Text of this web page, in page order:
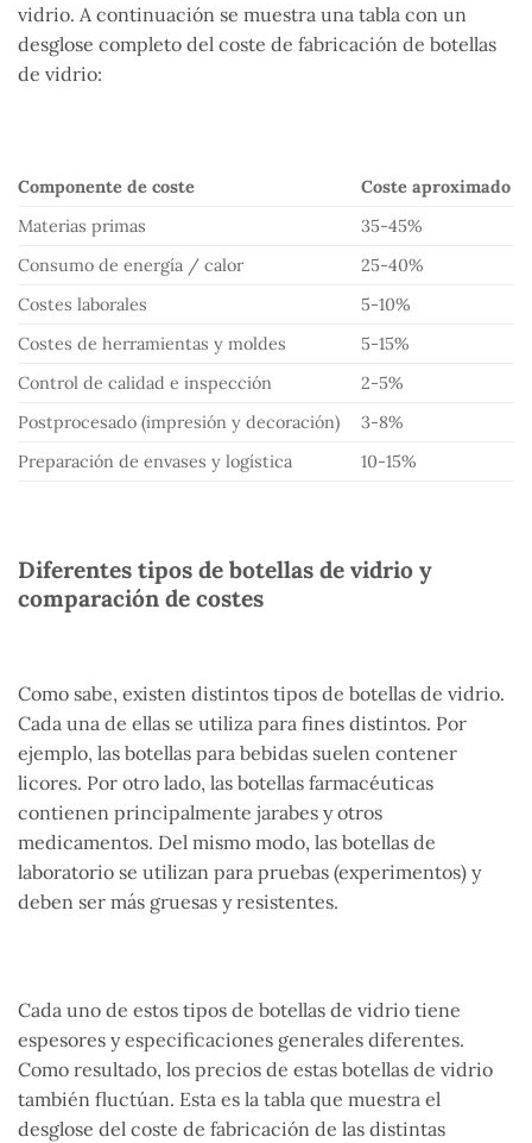
vidrio. A continuación se muestra una tabla con un
desglose completo del coste de fabricación de botellas
de vidrio:
Componente de coste
Coste aproximado
Materias primas
35-45%
Consumo de energía / calor
25-40%
Costes laborales
5-10%
Costes de herramientas y moldes
5-15%
Control de calidad e inspección
2-5%
Postprocesado (impresión y decoración)
3-8%
Preparación de envases y logística
10-15%
Diferentes tipos de botellas de vidrio y
comparación de costes
Como sabe, existen distintos tipos de botellas de vidrio.
Cada una de ellas se utiliza para fines distintos. Por
ejemplo, las botellas para bebidas suelen contener
licores. Por otro lado, las botellas farmacéuticas
contienen principalmente jarabes y otros
medicamentos. Del mismo modo, las botellas de
laboratorio se utilizan para pruebas (experimentos) y
deben ser más gruesas y resistentes.
Cada uno de estos tipos de botellas de vidrio tiene
espesores y especificaciones generales diferentes.
Como resultado, los precios de estas botellas de vidrio
también fluctúan. Esta es la tabla que muestra el
desglose del coste de fabricación de las distintas